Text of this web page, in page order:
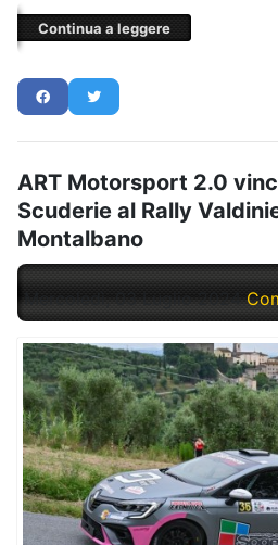
Continua a leggere
ART Motorsport 2.0
Scuderie al Rally
Montalbano
Mercoledì, 03 Luglio 2024